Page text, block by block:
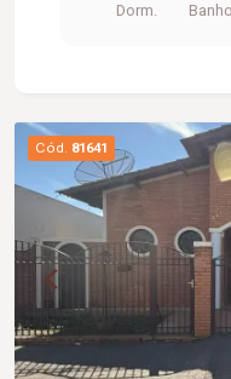
Dorm. Banho
Cód. 81641